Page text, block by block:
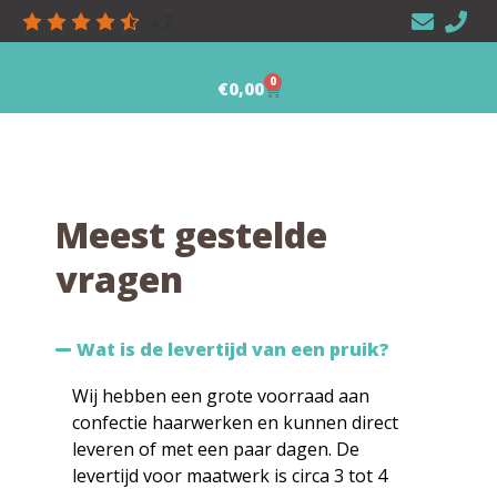
€0,00 0
Meest gestelde
vragen
Wat is de levertijd van een pruik?
Wij hebben een grote voorraad aan
confectie haarwerken en kunnen direct
leveren of met een paar dagen. De
levertijd voor maatwerk is circa 3 tot 4